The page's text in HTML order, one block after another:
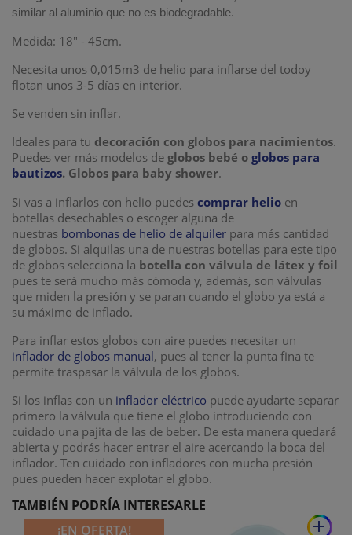
similar al aluminio que no es biodegradable.
Medida: 18" - 45cm.
Necesita unos 0,015m3 de helio para inflarse del todoy
flotan unos 3-5 días en interior.
Se venden sin inflar.
Ideales para tu decoración con globos para nacimientos.
Puedes ver más modelos de globos bebé o globos para
bautizos. Globos para baby shower.
Si vas a inflarlos con helio puedes comprar helio en
botellas desechables o escoger alguna de
nuestras bombonas de helio de alquiler para más cantidad
de globos. Si alquilas una de nuestras botellas para este tipo
de globos selecciona la botella con válvula de látex y foil
pues te será mucho más cómoda y, además, son válvulas
que miden la presión y se paran cuando el globo ya está a
su máximo de inflado.
Para inflar estos globos con aire puedes necesitar un
inflador de globos manual, pues al tener la punta fina te
permite traspasar la válvula de los globos.
Si los inflas con un inflador eléctrico puede ayudarte separar
primero la válvula que tiene el globo introduciendo con
cuidado una pajita de las de beber. De esta manera quedará
abierta y podrás hacer entrar el aire acercando la boca del
inflador. Ten cuidado con infladores con mucha presión
pues pueden hacer explotar el globo.
TAMBIÉN PODRÍA INTERESARLE
¡EN OFERTA! add